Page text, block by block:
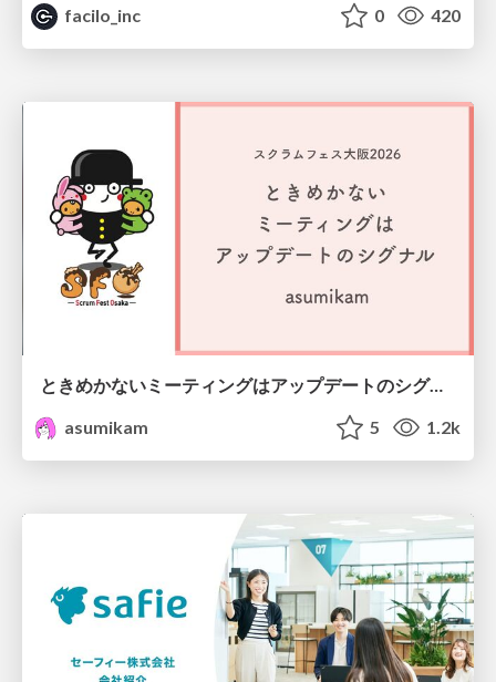
facilo_inc
0 420
ときめかないミーティングはアップデートのシグナル #scrumosaka
asumikam
5 1.2k